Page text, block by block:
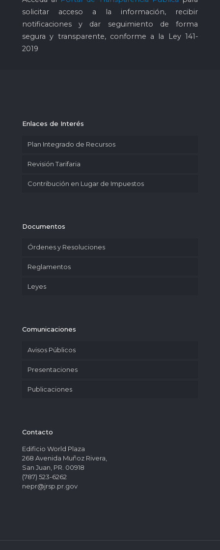
solicitar acceso a la información, recibir
notificaciones y dar seguimiento de forma
segura y transparente, conforme a la Ley 141-
2019
Enlaces de Interés
Plan Integrado de Recursos
Revisión Tarifaria
Contribución en Lugar de Impuestos
Documentos
Órdenes y Resoluciones
Reglamentos
Leyes
Comunicaciones
Avisos Públicos
Presentaciones
Publicaciones
Contacto
Edificio World Plaza
268 Avenida Muñoz Rivera,
San Juan, PR. 00918
(787) 523-6262
nepr@jrsp.pr.gov